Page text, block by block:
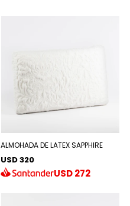
ALMOHADA DE LATEX SAPPHIRE
USD 320
USD272